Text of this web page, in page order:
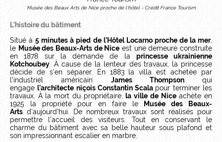
Musée des Beaux Arts de Nice proche de l'hôtel - Crédit France Tourism
L’histoire du bâtiment
Situé à5 minutes à pied de l’Hôtel Locarno proche de la mer,
le Musée des Beaux-Arts de Nice est une demeure construite
en 1878 sur la demande de la princesse ukrainienne
Kotchoubey . À cause de la lenteur des travaux, la princesse
décide de s’en séparer. En 1883 la villa est achetée par
l’industriel américain James Thompsonqui
engage l’architecte niçois Constantin Scala pour terminer les
travaux. À la mort du propriétaire,
la ville de Niceachète en
1925 la propriété pour en faire le
Musée des Beaux-
Arts d’aujourd’hui. De nombreux travaux sont réalisés pour
permettre l’accueil des visiteurs. Tout en conservant le
charme du bâtiment avec sa belle hauteur sous plafond et
son impressionnant escalier en marbre.